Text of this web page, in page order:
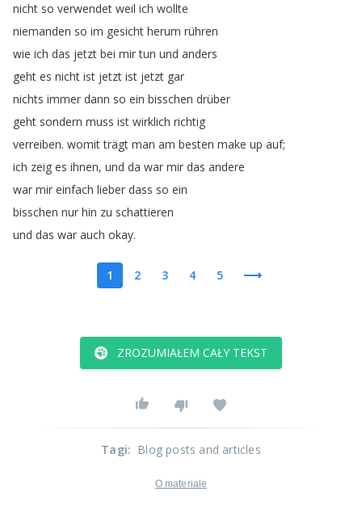
nicht so verwendet weil ich wollte
niemanden so im gesicht herum rühren
wie ich das jetzt bei mir tun und anders
geht es nicht ist jetzt ist jetzt gar
nichts immer dann so ein bisschen drüber
geht sondern muss ist wirklich richtig
verreiben. womit trägt man am besten make up auf;
ich zeig es ihnen, und da war mir das andere
war mir einfach lieber dass so ein
bisschen nur hin zu schattieren
und das war auch okay.
1 2 3 4 5
ZROZUMIAŁEM CAŁY TEKST
Tagi: Blog posts and articles
O materiale